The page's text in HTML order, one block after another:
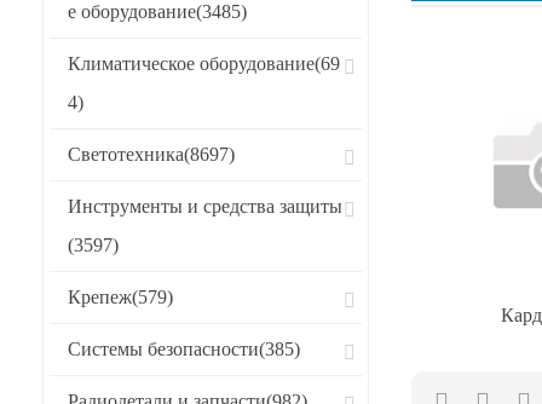
е оборудование(3485)
Климатическое оборудование(69
4)
Светотехника(8697)
Инструменты и средства защиты
(3597)
Крепеж(579)
Системы безопасности(385)